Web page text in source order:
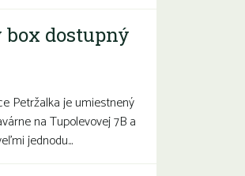
dostupný
Petržalka je umiestnený
na Tupolevovej 7B a
jednodu...